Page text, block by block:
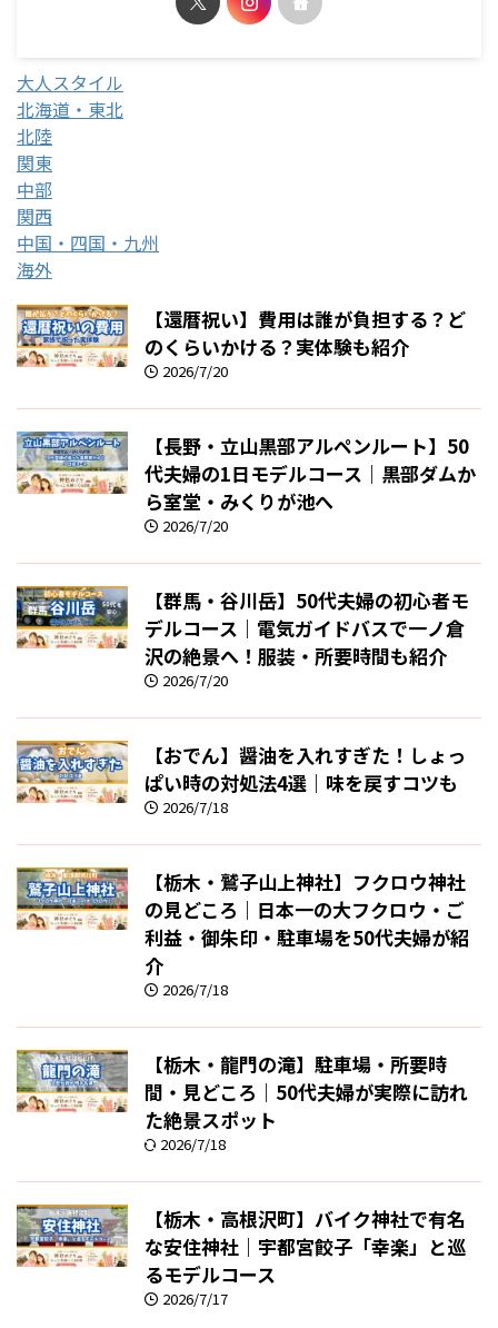
大人スタイル
北海道・東北
北陸
関東
中部
関西
中国・四国・九州
海外
【還暦祝い】費用は誰が負担する？ど
のくらいかける？実体験も紹介
2026/7/20
【長野・立山黒部アルペンルート】50
代夫婦の1日モデルコース｜黒部ダムか
ら室堂・みくりが池へ
2026/7/20
【群馬・谷川岳】50代夫婦の初心者モ
デルコース｜電気ガイドバスで一ノ倉
沢の絶景へ！服装・所要時間も紹介
2026/7/20
【おでん】醤油を入れすぎた！しょっ
ぱい時の対処法4選｜味を戻すコツも
2026/7/18
【栃木・鷲子山上神社】フクロウ神社
の見どころ｜日本一の大フクロウ・ご
利益・御朱印・駐車場を50代夫婦が紹
介
2026/7/18
【栃木・龍門の滝】駐車場・所要時
間・見どころ｜50代夫婦が実際に訪れ
た絶景スポット
2026/7/18
【栃木・高根沢町】バイク神社で有名
な安住神社｜宇都宮餃子「幸楽」と巡
るモデルコース
2026/7/17